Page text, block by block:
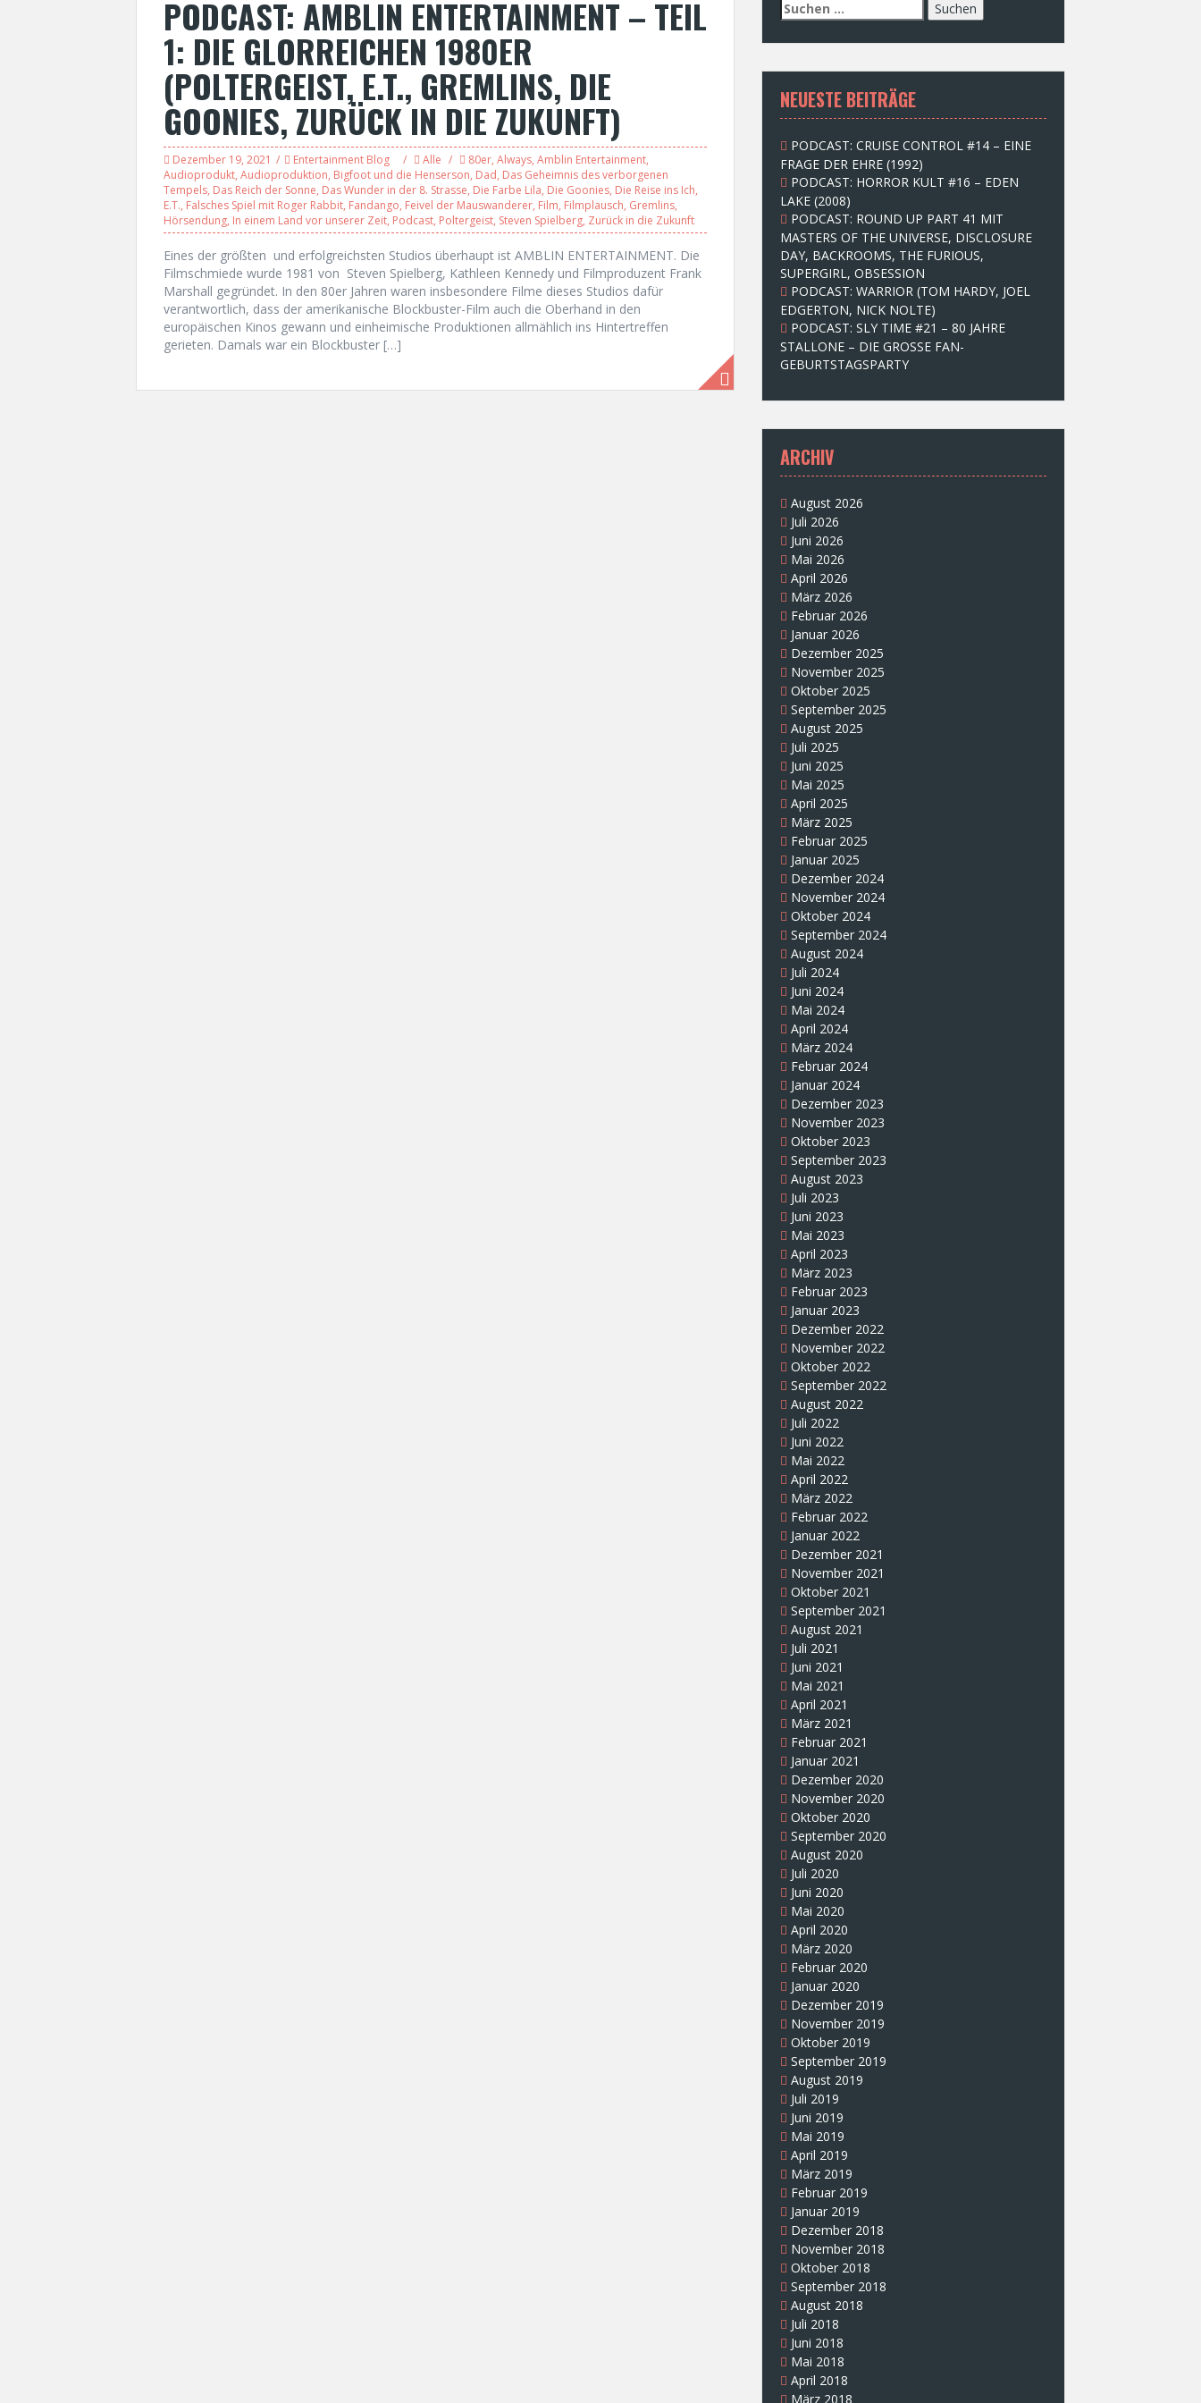
PODCAST: AMBLIN ENTERTAINMENT – TEIL
1: DIE GLORREICHEN 1980ER
(POLTERGEIST, E.T., GREMLINS, DIE
GOONIES, ZURÜCK IN DIE ZUKUNFT)
Dezember 19, 2021 Entertainment Blog Alle 80er, Always, Amblin Entertainment,
Audioprodukt, Audioproduktion, Bigfoot und die Henserson, Dad, Das Geheimnis des verborgenen
Tempels, Das Reich der Sonne, Das Wunder in der 8. Strasse, Die Farbe Lila, Die Goonies, Die Reise ins Ich,
E.T., Falsches Spiel mit Roger Rabbit, Fandango, Feivel der Mauswanderer, Film, Filmplausch, Gremlins,
Hörsendung, In einem Land vor unserer Zeit, Podcast, Poltergeist, Steven Spielberg, Zurück in die Zukunft
Eines der größten und erfolgreichsten Studios überhaupt ist AMBLIN ENTERTAINMENT. Die
Filmschmiede wurde 1981 von Steven Spielberg, Kathleen Kennedy und Filmproduzent Frank
Marshall gegründet. In den 80er Jahren waren insbesondere Filme dieses Studios dafür
verantwortlich, dass der amerikanische Blockbuster-Film auch die Oberhand in den
europäischen Kinos gewann und einheimische Produktionen allmählich ins Hintertreffen
gerieten. Damals war ein Blockbuster […]
S
u
c
e
n
n
c
h
:
NEUESTE BEITRÄGE
PODCAST: CRUISE CONTROL #14 – EINE
FRAGE DER EHRE (1992)
PODCAST: HORROR KULT #16 – EDEN
LAKE (2008)
PODCAST: ROUND UP PART 41 MIT
MASTERS OF THE UNIVERSE, DISCLOSURE
DAY, BACKROOMS, THE FURIOUS,
SUPERGIRL, OBSESSION
PODCAST: WARRIOR (TOM HARDY, JOEL
EDGERTON, NICK NOLTE)
PODCAST: SLY TIME #21 – 80 JAHRE
STALLONE – DIE GROSSE FAN-
GEBURTSTAGSPARTY
ARCHIV
August 2026
Juli 2026
Juni 2026
Mai 2026
April 2026
März 2026
Februar 2026
Januar 2026
Dezember 2025
November 2025
Oktober 2025
September 2025
August 2025
Juli 2025
Juni 2025
Mai 2025
April 2025
März 2025
Februar 2025
Januar 2025
Dezember 2024
November 2024
Oktober 2024
September 2024
August 2024
Juli 2024
Juni 2024
Mai 2024
April 2024
März 2024
Februar 2024
Januar 2024
Dezember 2023
November 2023
Oktober 2023
September 2023
August 2023
Juli 2023
Juni 2023
Mai 2023
April 2023
März 2023
Februar 2023
Januar 2023
Dezember 2022
November 2022
Oktober 2022
September 2022
August 2022
Juli 2022
Juni 2022
Mai 2022
April 2022
März 2022
Februar 2022
Januar 2022
Dezember 2021
November 2021
Oktober 2021
September 2021
August 2021
Juli 2021
Juni 2021
Mai 2021
April 2021
März 2021
Februar 2021
Januar 2021
Dezember 2020
November 2020
Oktober 2020
September 2020
August 2020
Juli 2020
Juni 2020
Mai 2020
April 2020
März 2020
Februar 2020
Januar 2020
Dezember 2019
November 2019
Oktober 2019
September 2019
August 2019
Juli 2019
Juni 2019
Mai 2019
April 2019
März 2019
Februar 2019
Januar 2019
Dezember 2018
November 2018
Oktober 2018
September 2018
August 2018
Juli 2018
Juni 2018
Mai 2018
April 2018
März 2018